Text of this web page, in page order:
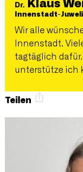
Dr. Klaus
Innenstadt-
Wir alle
Innenstadt.
tagtäglich
unterstütze ich
Teilen